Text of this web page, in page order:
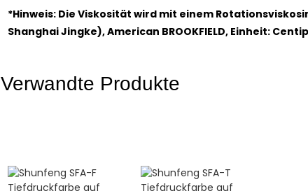
*Hinweis: Die Viskosität wird mit einem
Shanghai Jingke), American BROOKFIELD, Einheit:
Verwandte Produkte